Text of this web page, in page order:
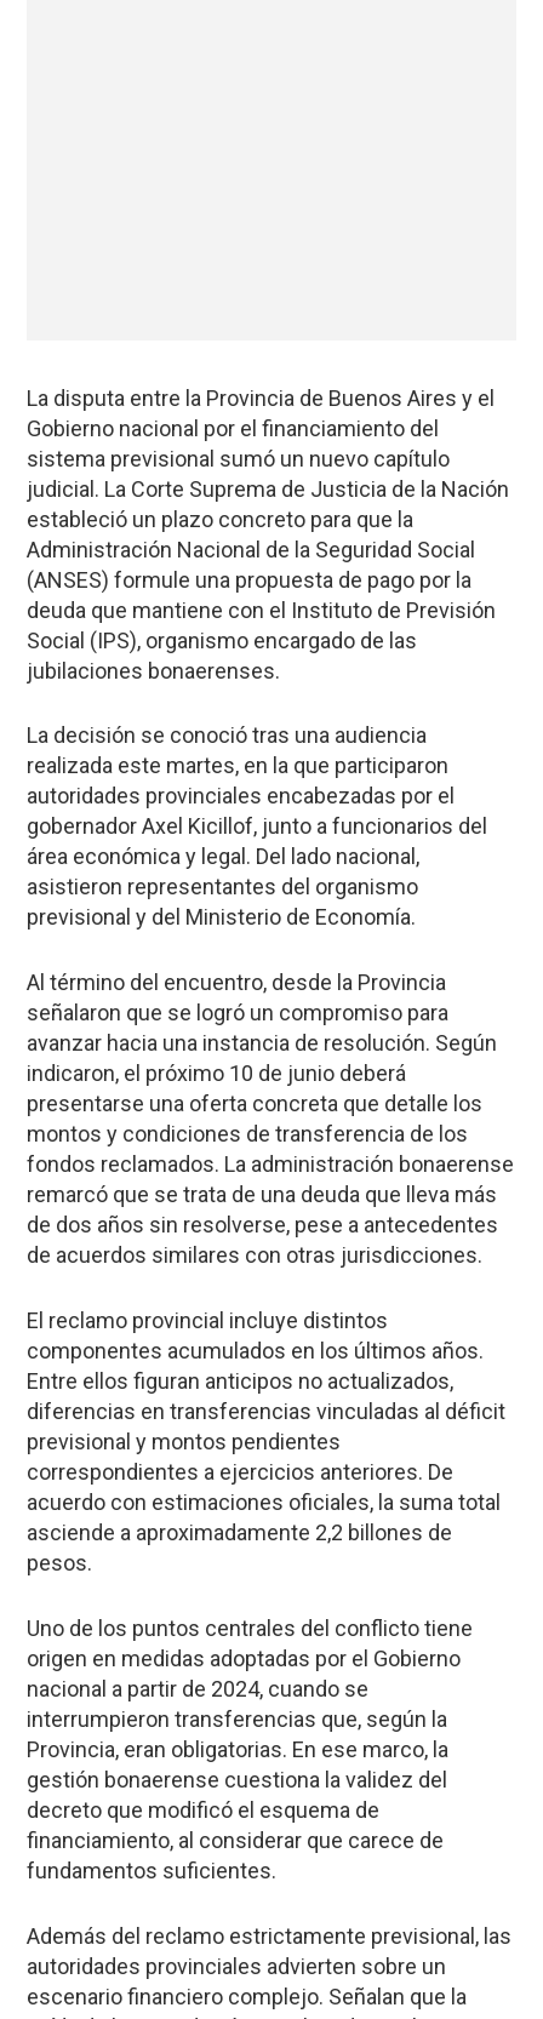
La disputa entre la Provincia de Buenos Aires y el
Gobierno nacional por el financiamiento del
sistema previsional sumó un nuevo capítulo
judicial. La Corte Suprema de Justicia de la Nación
estableció un plazo concreto para que la
Administración Nacional de la Seguridad Social
(ANSES) formule una propuesta de pago por la
deuda que mantiene con el Instituto de Previsión
Social (IPS), organismo encargado de las
jubilaciones bonaerenses.
La decisión se conoció tras una audiencia
realizada este martes, en la que participaron
autoridades provinciales encabezadas por el
gobernador Axel Kicillof, junto a funcionarios del
área económica y legal. Del lado nacional,
asistieron representantes del organismo
previsional y del Ministerio de Economía.
Al término del encuentro, desde la Provincia
señalaron que se logró un compromiso para
avanzar hacia una instancia de resolución. Según
indicaron, el próximo 10 de junio deberá
presentarse una oferta concreta que detalle los
montos y condiciones de transferencia de los
fondos reclamados. La administración bonaerense
remarcó que se trata de una deuda que lleva más
de dos años sin resolverse, pese a antecedentes
de acuerdos similares con otras jurisdicciones.
El reclamo provincial incluye distintos
componentes acumulados en los últimos años.
Entre ellos figuran anticipos no actualizados,
diferencias en transferencias vinculadas al déficit
previsional y montos pendientes
correspondientes a ejercicios anteriores. De
acuerdo con estimaciones oficiales, la suma total
asciende a aproximadamente 2,2 billones de
pesos.
Uno de los puntos centrales del conflicto tiene
origen en medidas adoptadas por el Gobierno
nacional a partir de 2024, cuando se
interrumpieron transferencias que, según la
Provincia, eran obligatorias. En ese marco, la
gestión bonaerense cuestiona la validez del
decreto que modificó el esquema de
financiamiento, al considerar que carece de
fundamentos suficientes.
Además del reclamo estrictamente previsional, las
autoridades provinciales advierten sobre un
escenario financiero complejo. Señalan que la